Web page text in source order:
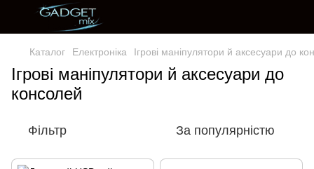
Каталог Електроніка Ігрові маніпулятори й аксесуари до
Ігрові маніпулятори й аксесуари до
консолей
Фільтр За популярністю